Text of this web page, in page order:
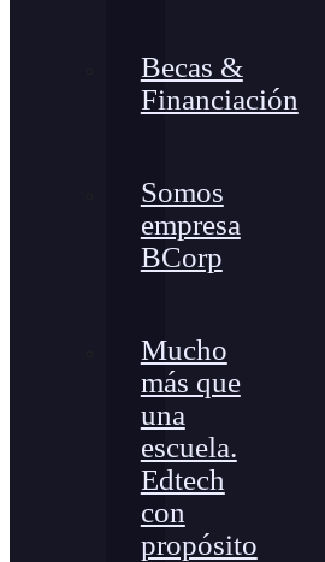
Becas &
Financiación
Somos
empresa
BCorp
Mucho
más que
una
escuela.
Edtech
con
propósito